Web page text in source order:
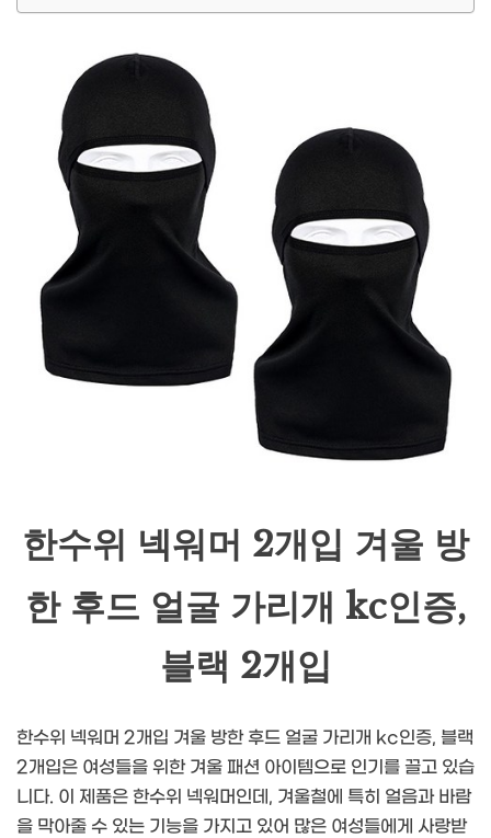
한수위 넥워머 2개입 겨울 방
한 후드 얼굴 가리개 kc인증,
블랙 2개입
한수위 넥워머 2개입 겨울 방한 후드 얼굴 가리개 kc인증, 블랙
2개입은 여성들을 위한 겨울 패션 아이템으로 인기를 끌고 있습
니다. 이 제품은 한수위 넥워머인데, 겨울철에 특히 얼음과 바람
을 막아줄 수 있는 기능을 가지고 있어 많은 여성들에게 사랑받